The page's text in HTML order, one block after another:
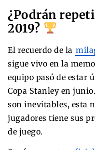
¿Podrán
2019?
El recuerdo de la
sigue vivo en la
equipo pasó de estar
Copa Stanley en
son inevitables, esta
jugadores tiene sus
de juego.